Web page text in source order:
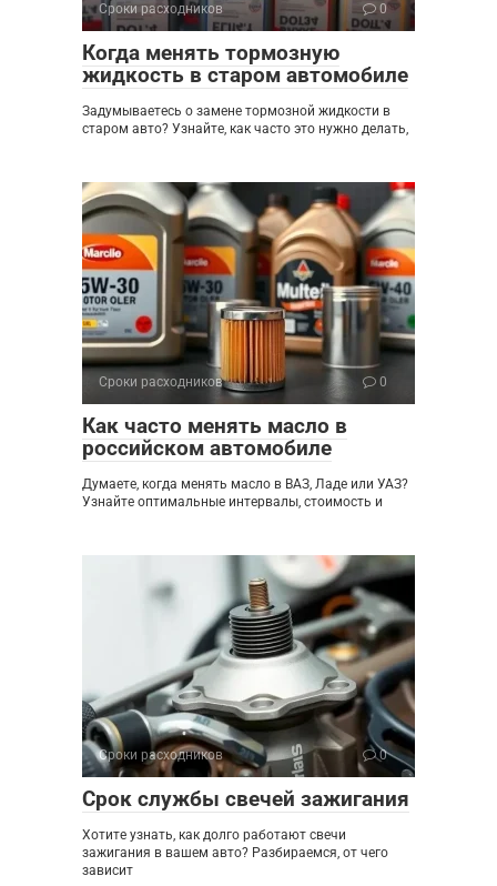
Сроки расходников 0
Когда менять тормозную
жидкость в старом автомобиле
Задумываетесь о замене тормозной жидкости в
старом авто? Узнайте, как часто это нужно делать,
Сроки расходников 0
Как часто менять масло в
российском автомобиле
Думаете, когда менять масло в ВАЗ, Ладе или УАЗ?
Узнайте оптимальные интервалы, стоимость и
Сроки расходников 0
Срок службы свечей зажигания
Хотите узнать, как долго работают свечи
зажигания в вашем авто? Разбираемся, от чего
зависит